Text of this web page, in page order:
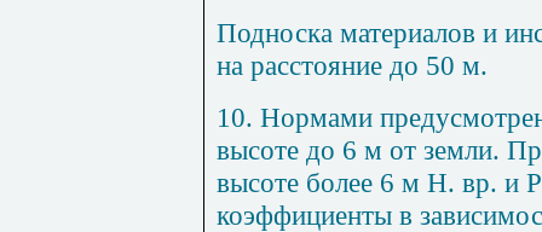
Подноска материалов и ин
на расстояние до 50 м.
10. Нормами
высоте до 6 м от земли. Пр
высоте более 6 м Н. вр. и
коэффициенты в зави